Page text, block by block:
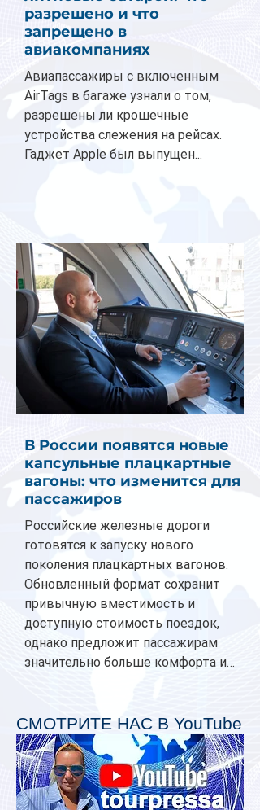
разрешено и что
запрещено в
авиакомпаниях
Авиапассажиры с включенным
AirTags в багаже узнали о том,
разрешены ли крошечные
устройства слежения на рейсах.
Гаджет Apple был выпущен...
В России появятся новые
капсульные плацкартные
вагоны: что изменится для
пассажиров
Российские железные дороги
готовятся к запуску нового
поколения плацкартных вагонов.
Обновленный формат сохранит
привычную вместимость и
доступную стоимость поездок,
однако предложит пассажирам
значительно больше комфорта и
планируется начать в 2027 году.
Одним из главных нововведений
станут индивидуальные шторки у
каждого спального места. Они
позволят пассажирам закрыть свою
СМОТРИТЕ НАС В YouTube